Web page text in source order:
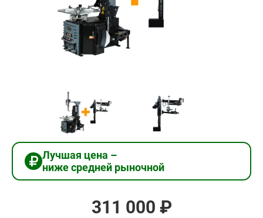
Лучшая цена –
ниже средней рыночной
311 000 ₽
Добавить в корзину
Купить в 1 клик
В кредит от 10 367 руб/